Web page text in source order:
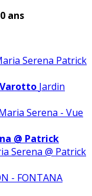
ans
Jardin
@ Patrick
Serena @ Patrick